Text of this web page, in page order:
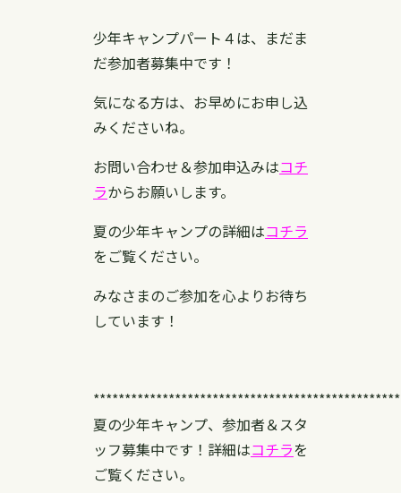
少年キャンプパート４は、まだま
だ参加者募集中です！
気になる方は、お早めにお申し込
みくださいね。
お問い合わせ＆参加申込みはコチ
ラからお願いします。
夏の少年キャンプの詳細はコチラ
をご覧ください。
みなさまのご参加を心よりお待ち
しています！
夏の少年キャンプ、参加者＆スタ
ッフ募集中です！詳細はコチラを
ご覧ください。